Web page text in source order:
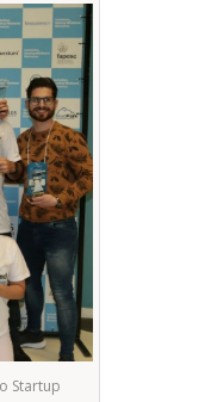
Startup